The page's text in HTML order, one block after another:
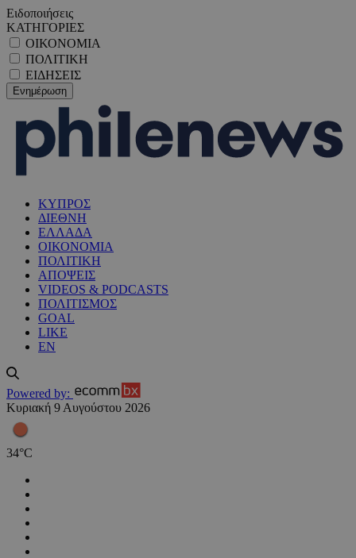
Ειδοποιήσεις
ΚΑΤΗΓΟΡΙΕΣ
ΟΙΚΟΝΟΜΙΑ
ΠΟΛΙΤΙΚΗ
ΕΙΔΗΣΕΙΣ
ΚΥΠΡΟΣ
ΔΙΕΘΝΗ
ΕΛΛΑΔΑ
ΟΙΚΟΝΟΜΙΑ
ΠΟΛΙΤΙΚΗ
ΑΠΟΨΕΙΣ
VIDEOS & PODCASTS
ΠΟΛΙΤΙΣΜΟΣ
GOAL
LIKE
EN
Powered by:
Κυριακή 9 Αυγούστου 2026
34°C